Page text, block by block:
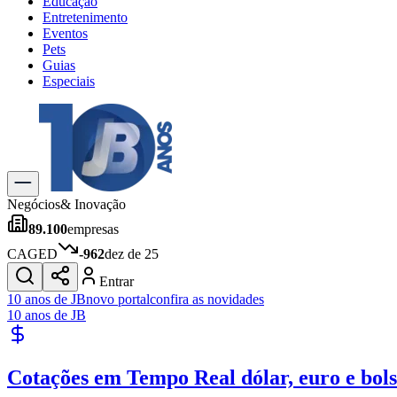
Entretenimento
Eventos
Pets
Guias
Especiais
Explore Tudo
Últimas Notícias
Previsão do Tempo
Trânsito e Rotas
Dia a Dia & Lazer
Gastronomia
Cinema & Shows
JogosNovo
Para Sua Empresa
Publicidade Legal
Negócios& Inovação
89.100empresas
CAGED
-962dez de 25
Entrar
10 anos de JBnovo portalconfira as novidades
10 anos de JB
Cotações em Tempo Real dólar, euro e